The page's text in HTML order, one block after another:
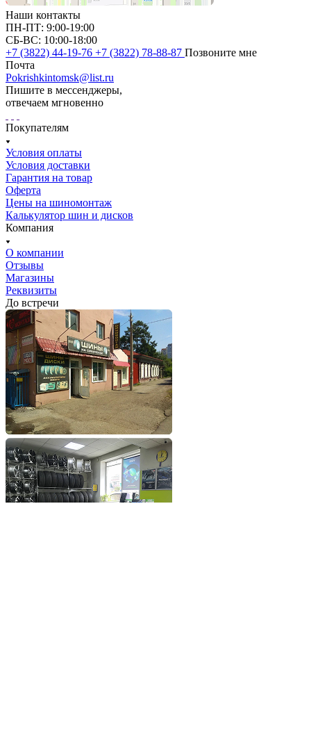
Наши контакты
ПН-ПТ: 9:00-19:00
СБ-ВС: 10:00-18:00
+7 (3822) 44-19-76 +7 (3822) 78-88-87 Позвоните мне
Почта
Pokrishkintomsk@list.ru
Пишите в мессенджеры,
отвечаем мгновенно
Покупателям
Условия оплаты
Условия доставки
Гарантия на товар
Оферта
Цены на шиномонтаж
Калькулятор шин и дисков
Компания
О компании
Отзывы
Магазины
Реквизиты
До встречи